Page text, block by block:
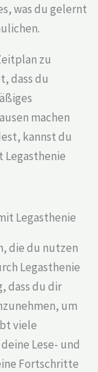
was du gelernt
zu
dass du
machen
kannst du
Legasthenie
Legasthenie
die du nutzen
Legasthenie
dass du dir
um
viele
Lese- und
Fortschritte